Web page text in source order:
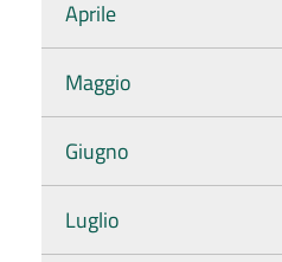
Aprile
Maggio
Giugno
Luglio